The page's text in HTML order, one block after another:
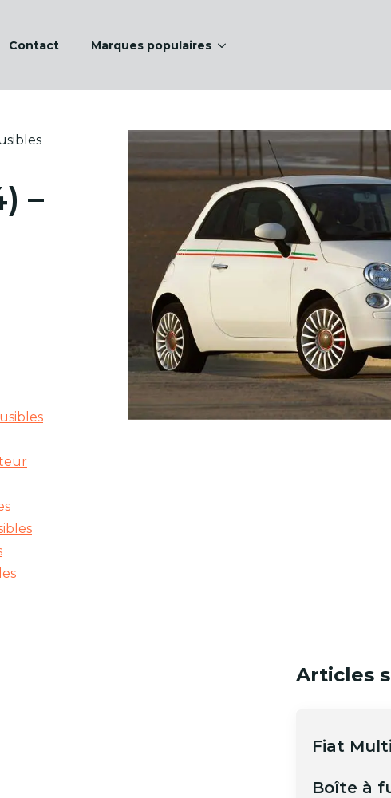
Contact Marques populaires
–
Articles
Fiat
Boîte à